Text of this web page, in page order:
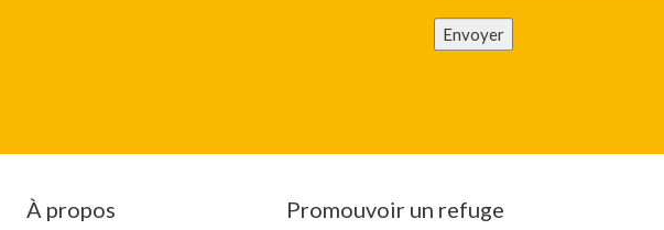
Envoyer
À propos Promouvoir un refuge